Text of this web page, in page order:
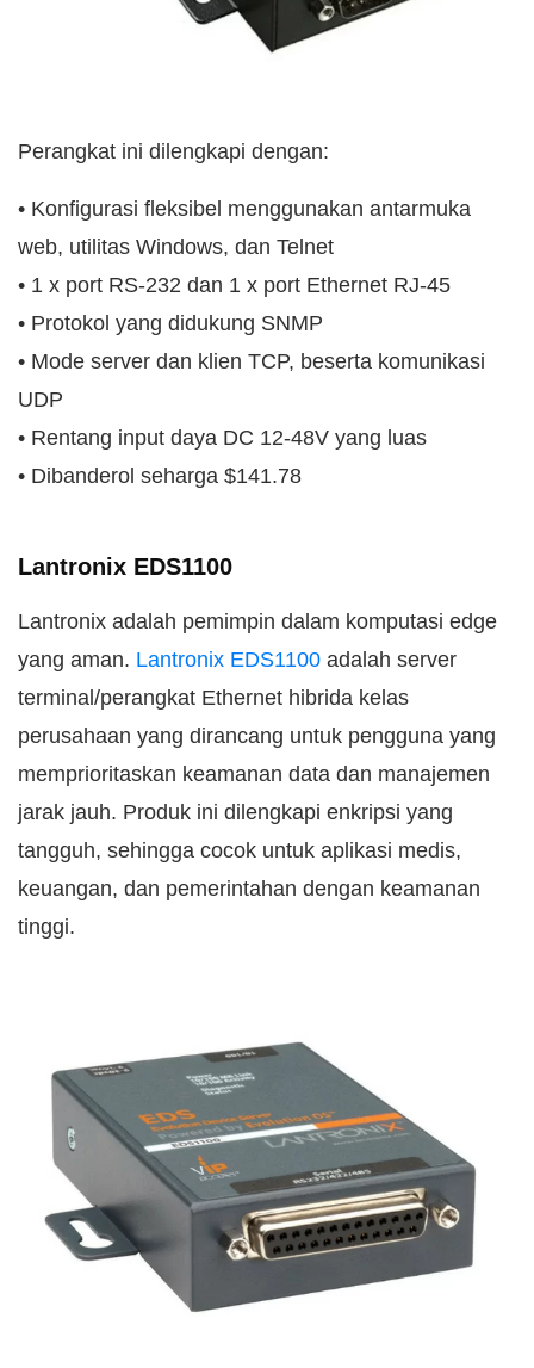
Perangkat ini dilengkapi dengan:
• Konfigurasi fleksibel menggunakan antarmuka
web, utilitas Windows, dan Telnet
• 1 x port RS-232 dan 1 x port Ethernet RJ-45
• Protokol yang didukung SNMP
• Mode server dan klien TCP, beserta komunikasi
UDP
• Rentang input daya DC 12-48V yang luas
• Dibanderol seharga $141.78
Lantronix EDS1100
Lantronix adalah pemimpin dalam komputasi edge
yang aman. Lantronix EDS1100 adalah server
terminal/perangkat Ethernet hibrida kelas
perusahaan yang dirancang untuk pengguna yang
memprioritaskan keamanan data dan manajemen
jarak jauh. Produk ini dilengkapi enkripsi yang
tangguh, sehingga cocok untuk aplikasi medis,
keuangan, dan pemerintahan dengan keamanan
tinggi.